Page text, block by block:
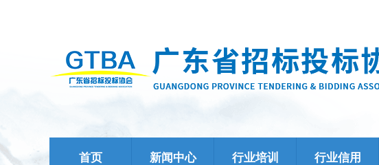
首页 新闻中心 行业培训 行业信用